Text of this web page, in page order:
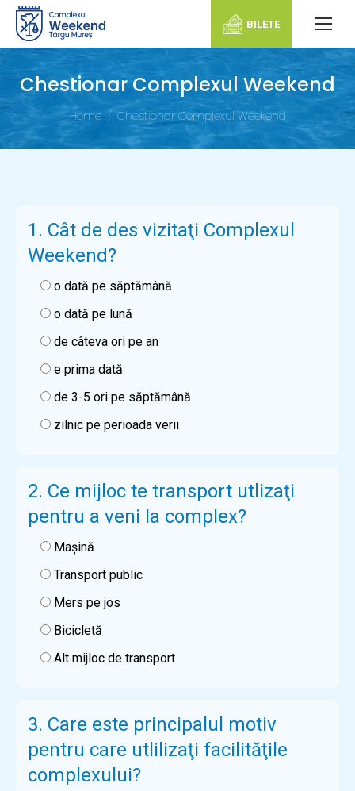
BILETE
Chestionar Complexul Weekend
You are here:
Home Chestionar Complexul Weekend
1. Cât de des vizitaţi Complexul
Weekend?
o dată pe săptămână
o dată pe lună
de câteva ori pe an
e prima dată
de 3-5 ori pe săptămână
zilnic pe perioada verii
2. Ce mijloc te transport utlizaţi
pentru a veni la complex?
Maşină
Transport public
Mers pe jos
Bicicletă
Alt mijloc de transport
3. Care este principalul motiv
pentru care utlilizaţi facilităţile
complexului?